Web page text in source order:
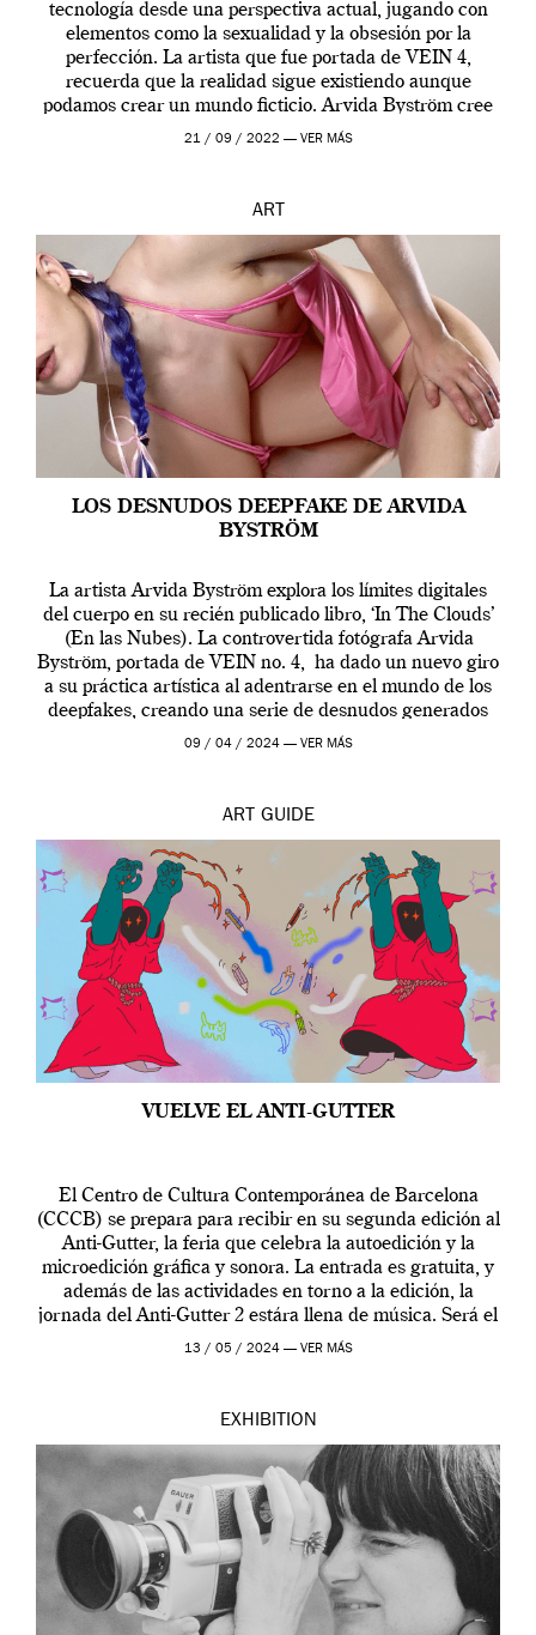
tecnología desde una perspectiva actual, jugando con
elementos como la sexualidad y la obsesión por la
perfección. La artista que fue portada de VEIN 4,
recuerda que la realidad sigue existiendo aunque
podamos crear un mundo ficticio. Arvida Byström cree
que los humanos tienen un complejo […]
21 / 09 / 2022 — VER MÁS
ART
LOS DESNUDOS DEEPFAKE DE ARVIDA
BYSTRÖM
La artista Arvida Byström explora los límites digitales
del cuerpo en su recién publicado libro, ‘In The Clouds’
(En las Nubes). La controvertida fotógrafa Arvida
Byström, portada de VEIN no. 4, ha dado un nuevo giro
a su práctica artística al adentrarse en el mundo de los
deepfakes, creando una serie de desnudos generados
por […]
09 / 04 / 2024 — VER MÁS
ART GUIDE
VUELVE EL ANTI-GUTTER
El Centro de Cultura Contemporánea de Barcelona
(CCCB) se prepara para recibir en su segunda edición al
Anti-Gutter, la feria que celebra la autoedición y la
microedición gráfica y sonora. La entrada es gratuita, y
además de las actividades en torno a la edición, la
jornada del Anti-Gutter 2 estára llena de música. Será el
[…]
13 / 05 / 2024 — VER MÁS
EXHIBITION